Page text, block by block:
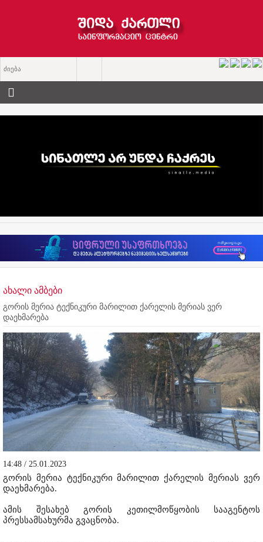
ახალი ამბები
გორის მერია ტექნიკური მარილით ქარელის მერიას ვერ
დაეხმარება
14:48 / 25.01.2023
გორის მერია ტექნიკური მარილით ქარელის მერიას ვერ
დაეხმარება.
ამის შესახებ გორის კეთილმოწყობის სააგენტოს
პრესსამსახურმა გვაცნობა.